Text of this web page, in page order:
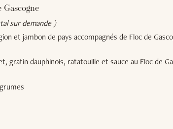
sur demande )
et jambon de pays accompagnés de Floc de
gratin dauphinois, ratatouille et sauce au Floc de